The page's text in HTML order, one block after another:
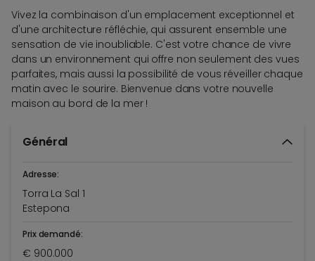
Vivez la combinaison d'un emplacement exceptionnel et
d'une architecture réfléchie, qui assurent ensemble une
sensation de vie inoubliable. C'est votre chance de vivre
dans un environnement qui offre non seulement des vues
parfaites, mais aussi la possibilité de vous réveiller chaque
matin avec le sourire. Bienvenue dans votre nouvelle
maison au bord de la mer !
Général
Adresse:
Torra La Sal 1
Estepona
Prix demandé:
€ 900.000